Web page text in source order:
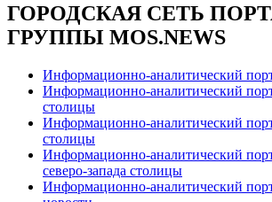
ГОРОДСКАЯ СЕТЬ
ГРУППЫ MOS.NEWS
Информационно-аналитический
Информационно-аналитический
столицы
Информационно-аналитический
столицы
Информационно-аналитический
северо-запада столицы
Информационно-аналитический